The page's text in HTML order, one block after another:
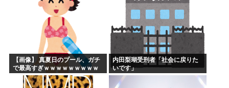
突進してきた牛を跳び越えたら、牛が固まって動かなくなった...
バトル漫画の主人公でライバルがいないキャラ、存在しない
週刊少年ジャンプ、発行部数100万部割れ
【画像】 真夏日のプール、ガチ
で最高すぎｗｗｗｗｗｗｗｗｗ
内田梨瑚受刑者「社会に戻りた
いです」